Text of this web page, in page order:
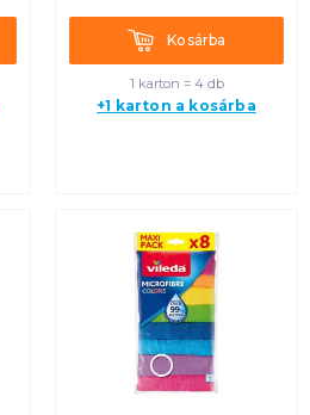
KosárbaKosárba
1 karton = 4 db
+1 karton a kosárba